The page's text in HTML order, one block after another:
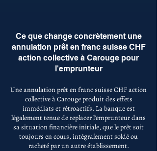
Ce que change concrètement une
annulation prêt en franc suisse CHF
action collective à Carouge pour
l'emprunteur
Une annulation prêt en franc suisse CHF action
collective à Carouge produit des effets
immédiats et rétroactifs. La banque est
légalement tenue de replacer l'emprunteur dans
sa situation financière initiale, que le prêt soit
toujours en cours, intégralement soldé ou
racheté par un autre établissement.